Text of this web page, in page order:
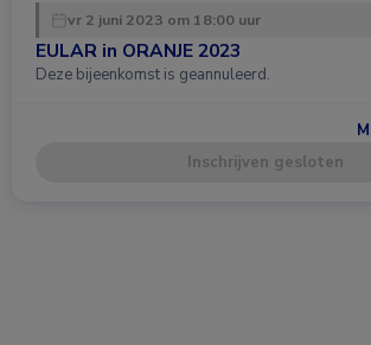
vr 2 juni 2023 om 18:00 uur
EULAR in ORANJE 2023
Deze bijeenkomst is geannuleerd.
Inschrijven gesloten